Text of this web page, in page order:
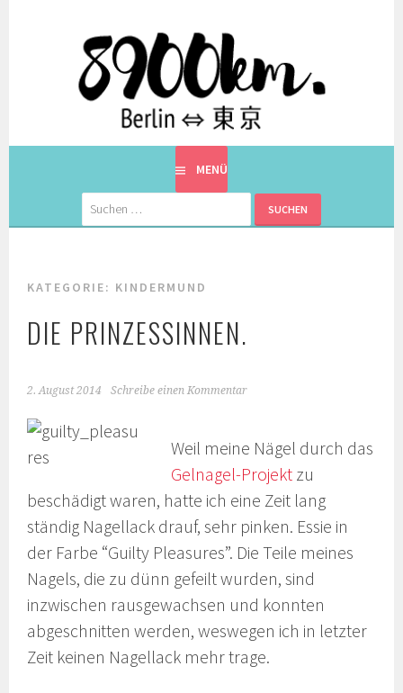
8900KM. BERLIN ⇔ 東京
EINE BERLINERIN IN JAPAN. MIT EINEM JAPANER.
MENÜ
Suchen
nach:
KATEGORIE: KINDERMUND
DIE PRINZESSINNEN.
2. August 2014 Schreibe einen Kommentar
Weil meine Nägel durch das
Gelnagel-Projekt zu
beschädigt waren, hatte ich eine Zeit lang
ständig Nagellack drauf, sehr pinken. Essie in
der Farbe “Guilty Pleasures”. Die Teile meines
Nagels, die zu dünn gefeilt wurden, sind
inzwischen rausgewachsen und konnten
abgeschnitten werden, weswegen ich in letzter
Zeit keinen Nagellack mehr trage.